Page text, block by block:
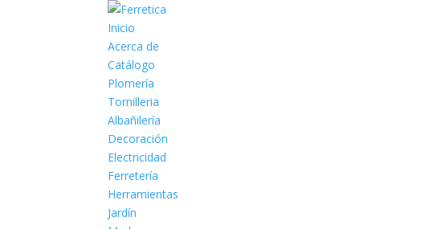
Inicio
Acerca de
Catálogo
Plomería
Tornilleria
Albañilería
Decoración
Electricidad
Ferretería
Herramientas
Jardín